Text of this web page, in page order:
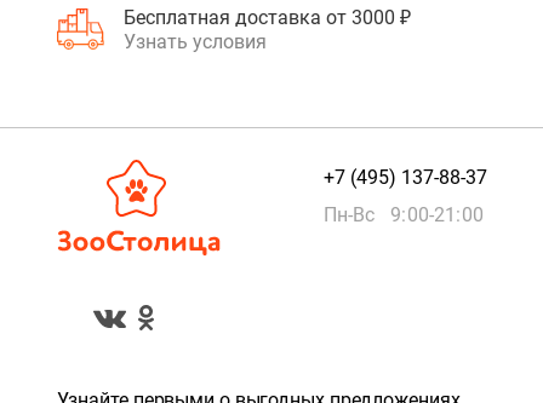
Бесплатная доставка от 3000 ₽
Узнать условия
+7 (495) 137-88-37
Пн-Вс 9:00-21:00